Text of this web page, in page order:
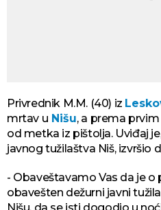
Privrednik M.M. (40) iz
mrtav u Nišu, a prema
od metka iz pištolja. Uviđaj
javnog tužilaštva Niš, izvršio
- Obaveštavamo Vas da je
obavešten dežurni javni